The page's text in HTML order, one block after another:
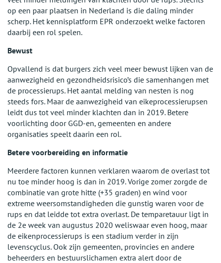
op een paar plaatsen in Nederland is die daling minder
scherp. Het kennisplatform EPR onderzoekt welke factoren
daarbij een rol spelen.
Bewust
Opvallend is dat burgers zich veel meer bewust lijken van de
aanwezigheid en gezondheidsrisico’s die samenhangen met
de processierups. Het aantal melding van nesten is nog
steeds fors. Maar de aanwezigheid van eikeprocessierupsen
leidt dus tot veel minder klachten dan in 2019. Betere
voorlichting door GGD-en, gemeenten en andere
organisaties speelt daarin een rol.
Betere voorbereiding en informatie
Meerdere factoren kunnen verklaren waarom de overlast tot
nu toe minder hoog is dan in 2019. Vorige zomer zorgde de
combinatie van grote hitte (+35 graden) en wind voor
extreme weersomstandigheden die gunstig waren voor de
rups en dat leidde tot extra overlast. De temparetauur ligt in
de 2e week van augustus 2020 weliswaar even hoog, maar
de eikenprocessierups is een stadium verder in zijn
levenscyclus. Ook zijn gemeenten, provincies en andere
beheerders en bestuurslichamen extra alert door de